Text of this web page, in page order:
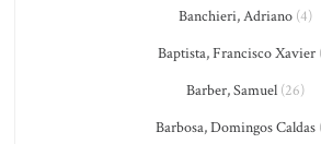
Banchieri, Adriano (4)
Baptista, Francisco Xavier
Barber, Samuel (26)
Barbosa, Domingos Caldas